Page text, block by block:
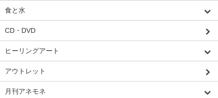
食と水
CD・DVD
ヒーリングアート
アウトレット
月刊アネモネ